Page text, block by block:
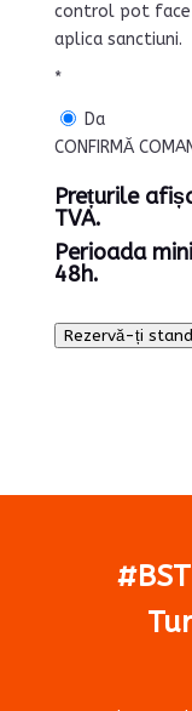
control pot face
aplica sanctiuni.
*
Da
CONFIRMĂ
Prețurile
TVA.
Perioada
48h.
Rezervă-ți